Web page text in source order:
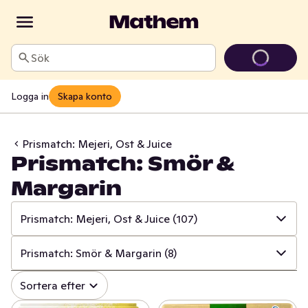
Sök
Logga in Skapa konto
Prismatch: Mejeri, Ost & Juice
Prismatch: Smör &
Margarin
Prismatch: Mejeri, Ost & Juice (107)
✓ Alla (534)
✓ Prismatch: Frukt & Grönt
Prismatch: Smör & Margarin (8)
✓ Alla (107)
Sortera efter